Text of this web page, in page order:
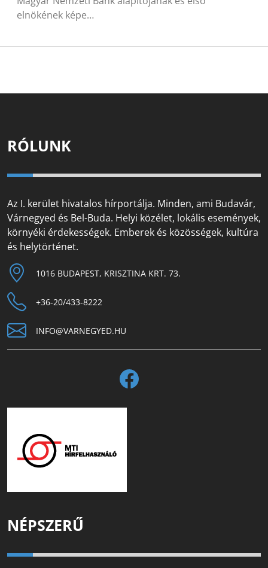
elnökének képe…
RÓLUNK
Az I. kerület hivatalos hírportálja. Minden, ami Budavár,
Várnegyed és Bel-Buda. Helyi közélet, lokális események,
környéki érdekességek. Emberek és közösségek, kultúra
és helytörténet.
1016 BUDAPEST, KRISZTINA KRT. 73.
+36-20/433-8222
INFO@VARNEGYED.HU
NÉPSZERŰ